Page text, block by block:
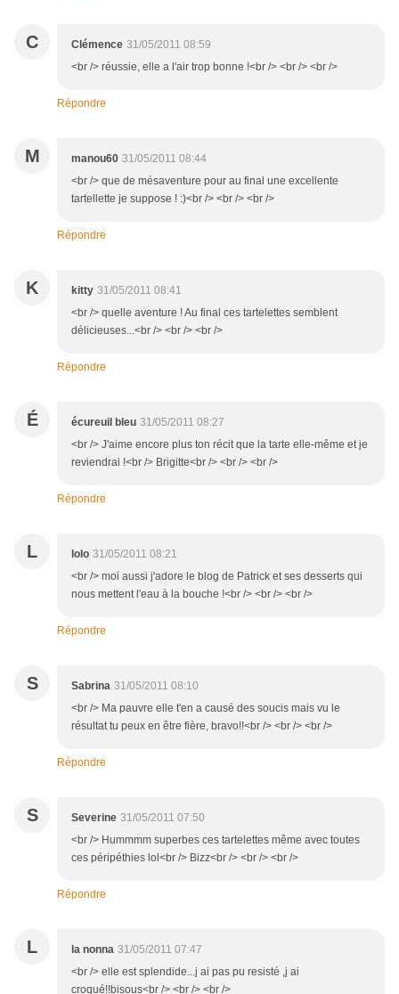
C Clémence 31/05/2011 08:59
<br /> réussie, elle a l'air trop bonne !<br /> <br /> <br />
Répondre
M manou60 31/05/2011 08:44
<br /> que de mésaventure pour au final une excellente
tartellette je suppose ! :)<br /> <br /> <br />
Répondre
K kitty 31/05/2011 08:41
<br /> quelle aventure ! Au final ces tartelettes semblent
délicieuses...<br /> <br /> <br />
Répondre
É écureuil bleu 31/05/2011 08:27
<br /> J'aime encore plus ton récit que la tarte elle-même et je
reviendrai !<br /> Brigitte<br /> <br /> <br />
Répondre
L lolo 31/05/2011 08:21
<br /> moi aussi j'adore le blog de Patrick et ses desserts qui
nous mettent l'eau à la bouche !<br /> <br /> <br />
Répondre
S Sabrina 31/05/2011 08:10
<br /> Ma pauvre elle t'en a causé des soucis mais vu le
résultat tu peux en être fière, bravo!!<br /> <br /> <br />
Répondre
S Severine 31/05/2011 07:50
<br /> Hummmm superbes ces tartelettes même avec toutes
ces péripéthies lol<br /> Bizz<br /> <br /> <br />
Répondre
L la nonna 31/05/2011 07:47
<br /> elle est splendide...j ai pas pu resisté ,j ai
croqué!!bisous<br /> <br /> <br />